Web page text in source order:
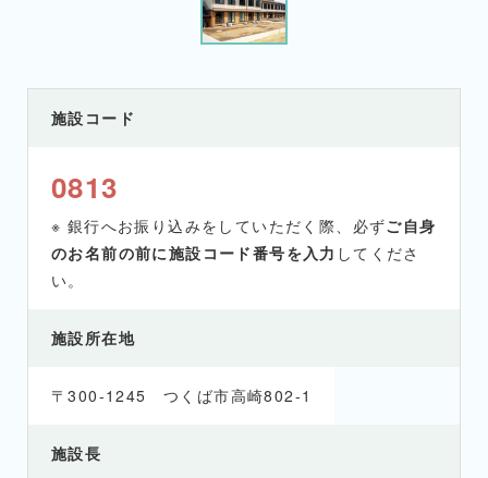
施設コード
0813
※ 銀行へお振り込みをしていただく際、必ずご自身
のお名前の前に施設コード番号を入力 してくださ
い。
施設所在地
〒300-1245 つくば市高崎802-1
施設長